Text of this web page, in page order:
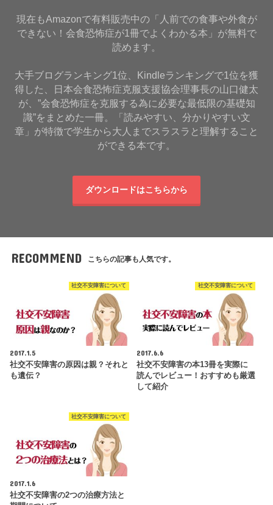
現在もAmazonで有料販売中の「人前での食事や外食が
できない！会食恐怖症が1冊でよくわかる本」が無料で
読めます。
大手ブログランキング1位、Kindleランキングで1位を獲
得した、日本会食恐怖症克服支援協会理事長の山口健太
が、”会食恐怖症を克服する為に必要な最低限の基礎知
識”をまとめた一冊。「読みやすい、分かりやすい文
章」が特徴で学生から大人までスラスラと理解すること
ができる本です。
ダウンロードはこちらから
RECOMMEND こちらの記事も人気です。
社交不安障害について
2017.1.5
社交不安障害の原因は親？それと
も遺伝？
社交不安障害について
2017.6.6
社交不安障害の本13冊を実際に
読んでレビュー！おすすめも厳選
して紹介
社交不安障害について
2017.1.6
社交不安障害の2つの治療方法と